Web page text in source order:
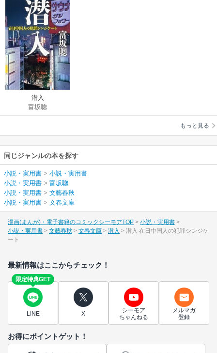
潜入
富坂聰
もっと見る
同じジャンルの本を探す
小説・実用書 > 小説・実用書
小説・実用書 > 富坂聰
小説・実用書 > 文藝春秋
小説・実用書 > 文春文庫
漫画(まんが)・電子書籍のコミックシーモアTOP
小説・実用書
小説・実用書
文藝春秋 文春文庫 潜入
潜入 在日中国人の犯罪シンジケ
ート
最新情報はここからチェック！
限定特典GET
LINE X
シーモア
ちゃんねる
メルマガ
登録
お得にポイントゲット！